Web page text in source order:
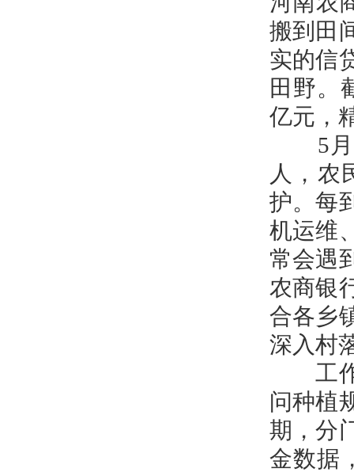
搬到田
实的信
田野。
亿元，
5月9
人，农
护。每
机运维
常会遇
农商银
合各乡
深入村
工作
问种植
期，分
金数据